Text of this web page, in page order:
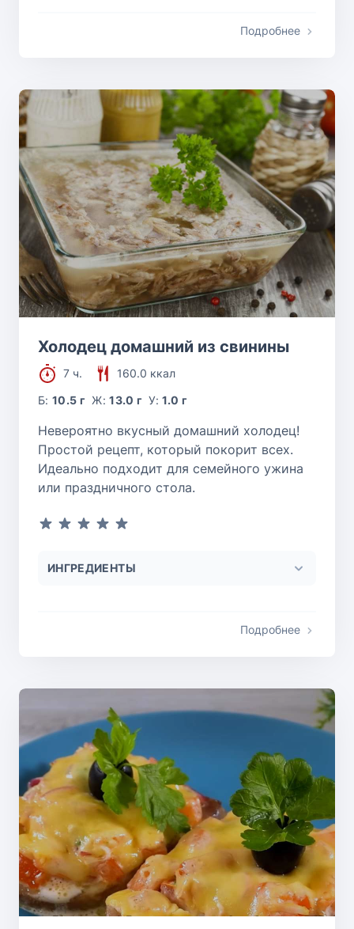
Подробнее
Холодец домашний из свинины
7 ч.
160.0 ккал
Б:10.5 г Ж:13.0 г У:1.0 г
Невероятно вкусный домашний холодец!
Простой рецепт, который покорит всех.
Идеально подходит для семейного ужина
или праздничного стола.
ИНГРЕДИЕНТЫ
Подробнее